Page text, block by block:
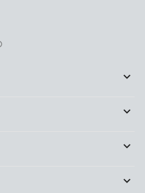
keyboard_arrow_down
keyboard_arrow_down
keyboard_arrow_down
keyboard_arrow_down